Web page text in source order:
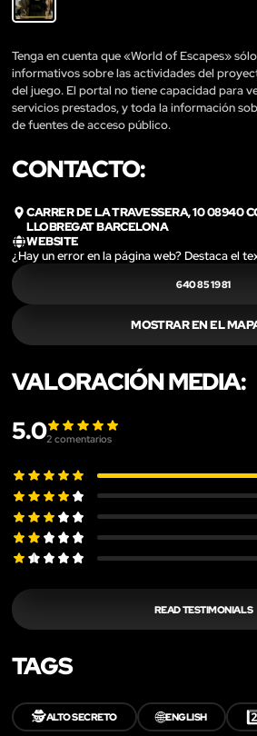
Tenga en cuenta que «World of Escapes»
informativos sobre las actividades del
del juego. El portal no tiene capacidad para
servicios prestados, y toda la información
de fuentes de acceso público.
CONTACTO:
CARRER DE LA TRAVESSERA, 10 08940
LLOBREGAT BARCELONA
WEBSITE
¿Hay un error en la página web? Destaca el
640 85 19 81
MOSTRAR EN EL
VALORACIÓN MEDIA:
5.02 comentarios
READ TESTIMONIALS
TAGS
🕵️ALTO SECRETO 🌐ENGLISH